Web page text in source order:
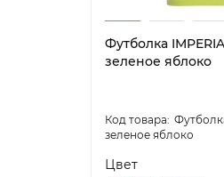
Футболка
зеленое яблоко
зеленое яблоко
Цвет